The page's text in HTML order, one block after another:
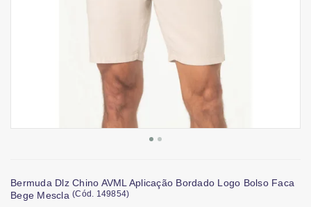
Bermuda Dlz Chino AVML Aplicação Bordado Logo Bolso Faca
Bege Mescla (Cód. 149854)